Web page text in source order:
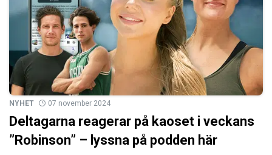
NYHET 07 november 2024
Deltagarna reagerar på kaoset i veckans
”Robinson” – lyssna på podden här